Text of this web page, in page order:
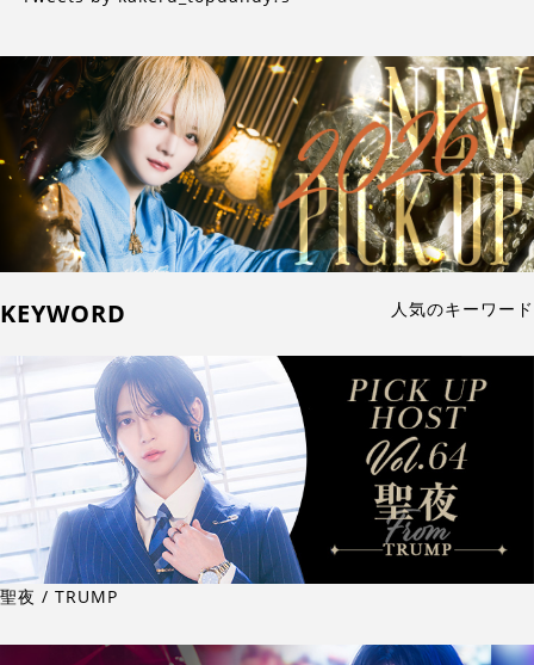
KEYWORD 人気のキーワード
聖夜 / TRUMP